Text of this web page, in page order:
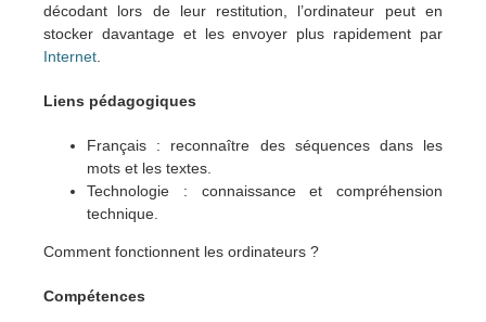
décodant lors de leur restitution, l’ordinateur peut en
stocker davantage et les envoyer plus rapidement par
Internet
Liens pédagogiques
Français : reconnaître des séquences dans les
mots et les textes.
Technologie : connaissance et compréhension
technique.
Comment fonctionnent les ordinateurs ?
Compétences